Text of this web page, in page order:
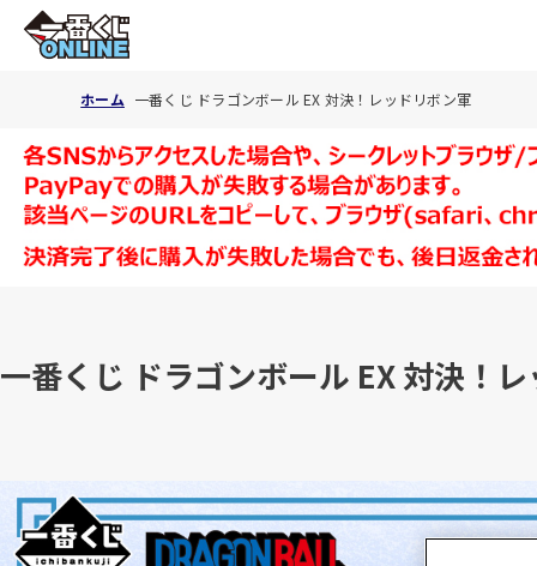
ホーム 一番くじ ドラゴンボール EX 対決！レッドリボン軍
一番くじ ドラゴンボール EX 対決！